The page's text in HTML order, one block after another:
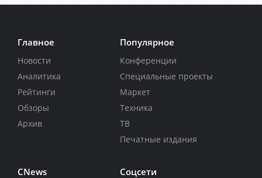
Главное
Новости
Аналитика
Рейтинги
Обзоры
Архив
Популярное
Конференции
Специальные проекты
Маркет
Техника
ТВ
Печатные издания
CNews Соцсети